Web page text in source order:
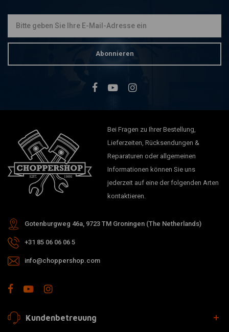
Abonnieren
Bei Fragen zu Ihrer Bestellung,
Lieferzeiten, Rücksendungen &
Reparaturen oder allgemeinen
Informationen können Sie uns
jederzeit auf eine der folgenden Arten
kontaktieren.
Gotenburgweg 46a, 9723 TM Groningen (The Netherlands)
+31 85 06 06 06 5
info@choppershop.com
Kundenbetreuung